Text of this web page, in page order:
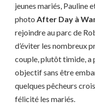
jeunes mariés, Pauline
photo After Day à
rejoindre au parc de
d’éviter les nombreux
couple, plutôt timide, a
objectif sans être
quelques pêcheurs
félicité les mariés.